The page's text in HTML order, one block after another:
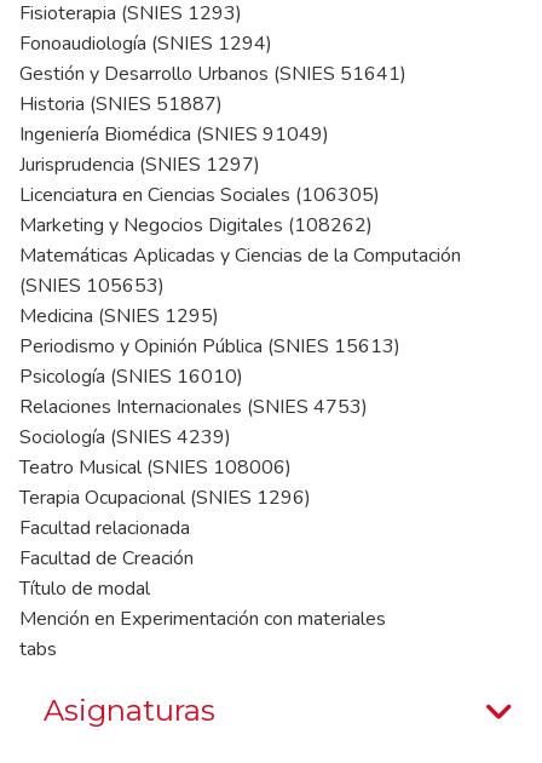
Fisioterapia (SNIES 1293)
Fonoaudiología (SNIES 1294)
Gestión y Desarrollo Urbanos (SNIES 51641)
Historia (SNIES 51887)
Ingeniería Biomédica (SNIES 91049)
Jurisprudencia (SNIES 1297)
Licenciatura en Ciencias Sociales (106305)
Marketing y Negocios Digitales (108262)
Matemáticas Aplicadas y Ciencias de la Computación
(SNIES 105653)
Medicina (SNIES 1295)
Periodismo y Opinión Pública (SNIES 15613)
Psicología (SNIES 16010)
Relaciones Internacionales (SNIES 4753)
Sociología (SNIES 4239)
Teatro Musical (SNIES 108006)
Terapia Ocupacional (SNIES 1296)
Facultad relacionada
Facultad de Creación
Título de modal
Mención en Experimentación con materiales
tabs
Asignaturas